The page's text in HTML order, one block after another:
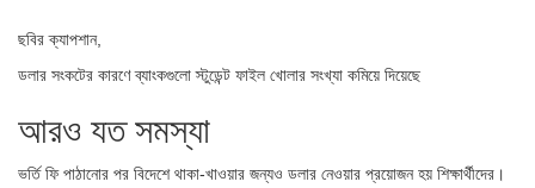
ছবির ক্যাপশান,
ডলার সংকটের কারণে ব্যাংকগুলো স্টুডেন্ট ফাইল খোলার সংখ্যা কমিয়ে দিয়েছে
আরও যত সমস্যা
ভর্তি ফি পাঠানোর পর বিদেশে থাকা-খাওয়ার জন্যও ডলার নেওয়ার প্রয়োজন হয় শিক্ষার্থীদের।